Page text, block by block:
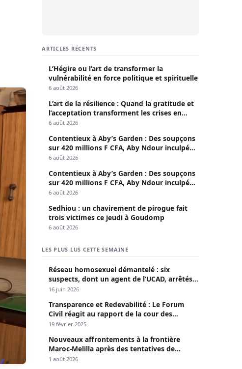
ARTICLES RÉCENTS
L’Hégire ou l’art de transformer la
vulnérabilité en force politique et spirituelle
6 août 2026
L’art de la résilience : Quand la gratitude et
l’acceptation transforment les crises en
opportunités
6 août 2026
Contentieux à Aby’s Garden : Des soupçons
sur 420 millions F CFA, Aby Ndour inculpée
pour abus de biens sociaux
6 août 2026
Contentieux à Aby’s Garden : Des soupçons
sur 420 millions F CFA, Aby Ndour inculpée
pour abus de biens sociaux
6 août 2026
Sedhiou : un chavirement de pirogue fait
trois victimes ce jeudi à Goudomp
6 août 2026
LES PLUS LUS CETTE SEMAINE
Réseau homosexuel démantelé : six
suspects, dont un agent de l’UCAD, arrêtés à
Keur Massar ; l’un avoue avoir propagé le
16 juin 2026
Transparence et Redevabilité : Le Forum
Civil réagit au rapport de la cour des
comptes
19 février 2025
Nouveaux affrontements à la frontière
Maroc-Melilla après des tentatives de
passage
1 août 2026